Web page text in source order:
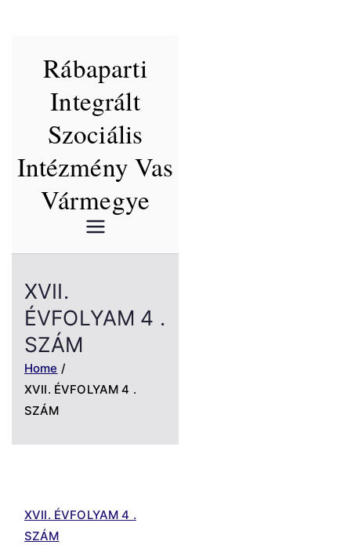
Rábaparti
Integrált
Szociális
Intézmény Vas
Vármegye
XVII.
ÉVFOLYAM 4 .
SZÁM
Home
XVII. ÉVFOLYAM 4 .
SZÁM
XVII. ÉVFOLYAM 4 .
SZÁM